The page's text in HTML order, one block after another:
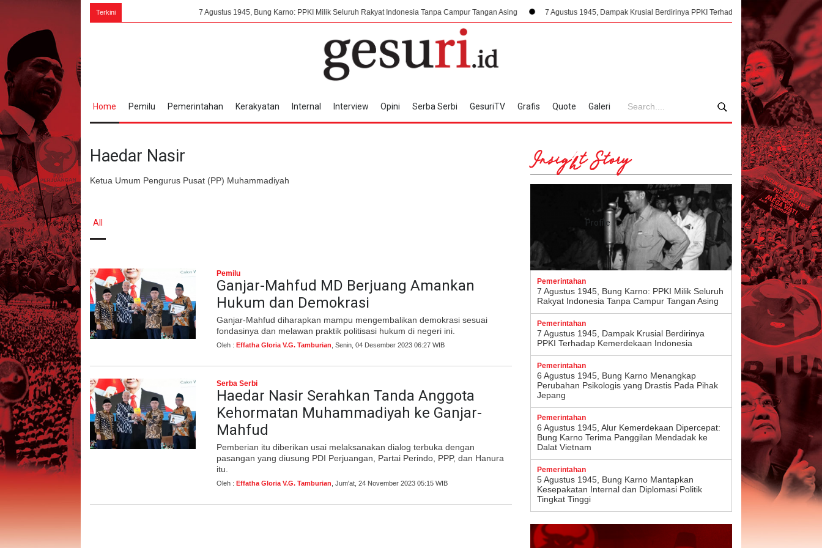
Terkini 7 Agustus 1945, Bung Karno: PPKI Milik Seluruh Rakyat Indonesia Tanpa Campur Tangan Asing 7 Agustus 1945, Dampak Krusial Berdirinya PPKI Terhadap Kemerdekaan Indonesia
Home Pemilu Pemerintahan Kerakyatan Internal Interview Opini Serba Serbi GesuriTV Grafis Quote Galeri
Haedar Nasir
Ketua Umum Pengurus Pusat (PP) Muhammadiyah
All Profile
Pemilu
Ganjar-Mahfud MD Berjuang Amankan
Hukum dan Demokrasi
Ganjar-Mahfud diharapkan mampu mengembalikan demokrasi sesuai
fondasinya dan melawan praktik politisasi hukum di negeri ini.
Oleh : Effatha Gloria V.G. Tamburian , Senin, 04 Desember 2023 06:27 WIB
Serba Serbi
Haedar Nasir Serahkan Tanda Anggota
Kehormatan Muhammadiyah ke Ganjar-
Mahfud
Pemberian itu diberikan usai melaksanakan dialog terbuka dengan
pasangan yang diusung PDI Perjuangan, Partai Perindo, PPP, dan Hanura
itu.
Oleh : Effatha Gloria V.G. Tamburian , Jum'at, 24 November 2023 05:15 WIB
Insight Story
Pemerintahan
7 Agustus 1945, Bung Karno: PPKI Milik Seluruh
Rakyat Indonesia Tanpa Campur Tangan Asing
Pemerintahan
7 Agustus 1945, Dampak Krusial Berdirinya
PPKI Terhadap Kemerdekaan Indonesia
Pemerintahan
6 Agustus 1945, Bung Karno Menangkap
Perubahan Psikologis yang Drastis Pada Pihak
Jepang
Pemerintahan
6 Agustus 1945, Alur Kemerdekaan Dipercepat:
Bung Karno Terima Panggilan Mendadak ke
Dalat Vietnam
Pemerintahan
5 Agustus 1945, Bung Karno Mantapkan
Kesepakatan Internal dan Diplomasi Politik
Tingkat Tinggi